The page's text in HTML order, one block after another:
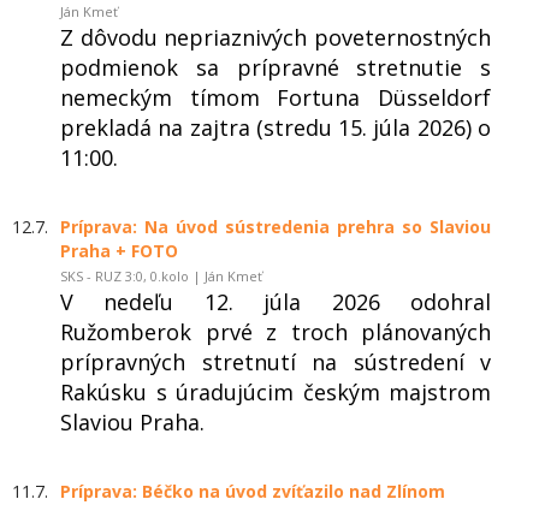
Ján Kmeť
Z dôvodu nepriaznivých poveternostných
podmienok sa prípravné stretnutie s
nemeckým tímom Fortuna Düsseldorf
prekladá na zajtra (stredu 15. júla 2026) o
11:00.
12.7.
Príprava: Na úvod sústredenia prehra so Slaviou
Praha + FOTO
SKS - RUZ 3:0, 0.kolo | Ján Kmeť
V nedeľu 12. júla 2026 odohral
Ružomberok prvé z troch plánovaných
prípravných stretnutí na sústredení v
Rakúsku s úradujúcim českým majstrom
Slaviou Praha.
11.7. Príprava: Béčko na úvod zvíťazilo nad Zlínom